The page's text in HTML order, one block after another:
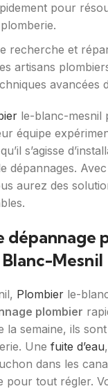
pour
recherche et
artisans
avancées
le-blanc-mesnil
équipe
s’agisse
dépannages. Avec
aurez des
dépannage
Mesnil
Plombier le-
plombier
la semaine, ils
Une fuite d’eau
dans les
pour tout régler.